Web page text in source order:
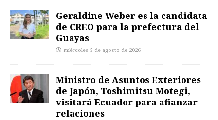
Geraldine Weber es la candidata
de CREO para la prefectura del
Guayas
miércoles 5 de agosto de 2026
Ministro de Asuntos Exteriores
de Japón, Toshimitsu Motegi,
visitará Ecuador para afianzar
relaciones